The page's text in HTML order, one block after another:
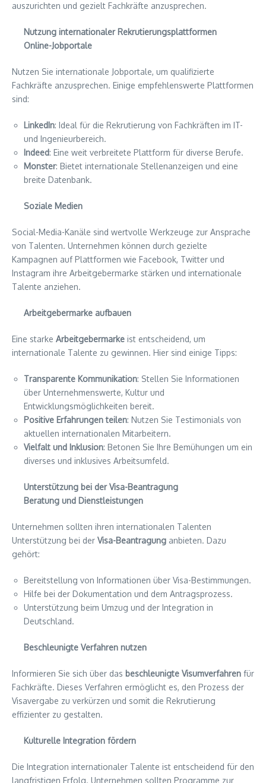
auszurichten und gezielt Fachkräfte anzusprechen.
Nutzung internationaler Rekrutierungsplattformen
Online-Jobportale
Nutzen Sie internationale Jobportale, um qualifizierte
Fachkräfte anzusprechen. Einige empfehlenswerte Plattformen
sind:
LinkedIn: Ideal für die Rekrutierung von Fachkräften im IT-
und Ingenieurbereich.
Indeed: Eine weit verbreitete Plattform für diverse Berufe.
Monster: Bietet internationale Stellenanzeigen und eine
breite Datenbank.
Soziale Medien
Social-Media-Kanäle sind wertvolle Werkzeuge zur Ansprache
von Talenten. Unternehmen können durch gezielte
Kampagnen auf Plattformen wie Facebook, Twitter und
Instagram ihre Arbeitgebermarke stärken und internationale
Talente anziehen.
Arbeitgebermarke aufbauen
Eine starke Arbeitgebermarke ist entscheidend, um
internationale Talente zu gewinnen. Hier sind einige Tipps:
Transparente Kommunikation: Stellen Sie Informationen
über Unternehmenswerte, Kultur und
Entwicklungsmöglichkeiten bereit.
Positive Erfahrungen teilen: Nutzen Sie Testimonials von
aktuellen internationalen Mitarbeitern.
Vielfalt und Inklusion: Betonen Sie Ihre Bemühungen um ein
diverses und inklusives Arbeitsumfeld.
Unterstützung bei der Visa-Beantragung
Beratung und Dienstleistungen
Unternehmen sollten ihren internationalen Talenten
Unterstützung bei der Visa-Beantragung anbieten. Dazu
gehört:
Bereitstellung von Informationen über Visa-Bestimmungen.
Hilfe bei der Dokumentation und dem Antragsprozess.
Unterstützung beim Umzug und der Integration in
Deutschland.
Beschleunigte Verfahren nutzen
Informieren Sie sich über das beschleunigte Visumverfahren für
Fachkräfte. Dieses Verfahren ermöglicht es, den Prozess der
Visavergabe zu verkürzen und somit die Rekrutierung
effizienter zu gestalten.
Kulturelle Integration fördern
Die Integration internationaler Talente ist entscheidend für den
langfristigen Erfolg. Unternehmen sollten Programme zur